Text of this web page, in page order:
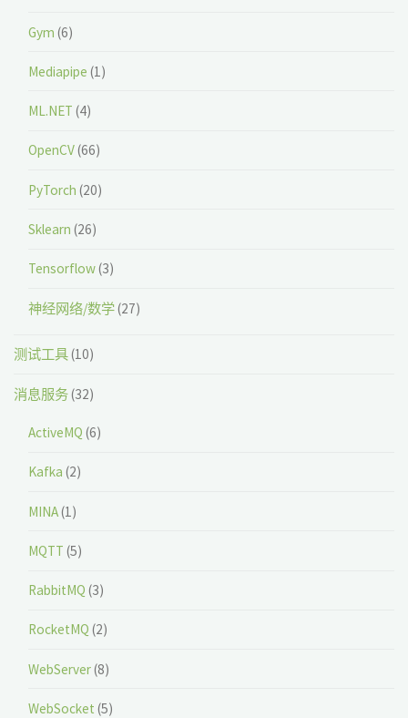
Gym (6)
Mediapipe (1)
ML.NET (4)
OpenCV(66)
PyTorch (20)
Sklearn (26)
Tensorflow(3)
神经网络/数学(27)
测试工具(10)
消息服务(32)
ActiveMQ (6)
Kafka (2)
MINA(1)
MQTT (5)
RabbitMQ (3)
RocketMQ (2)
WebServer(8)
WebSocket (5)